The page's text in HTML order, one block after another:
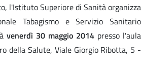
l'Istituto Superiore di Sanità organizza
Tabagismo e Servizio Sanitario
venerdì 30 maggio 2014 presso l'aula
della Salute, Viale Giorgio Ribotta, 5 -